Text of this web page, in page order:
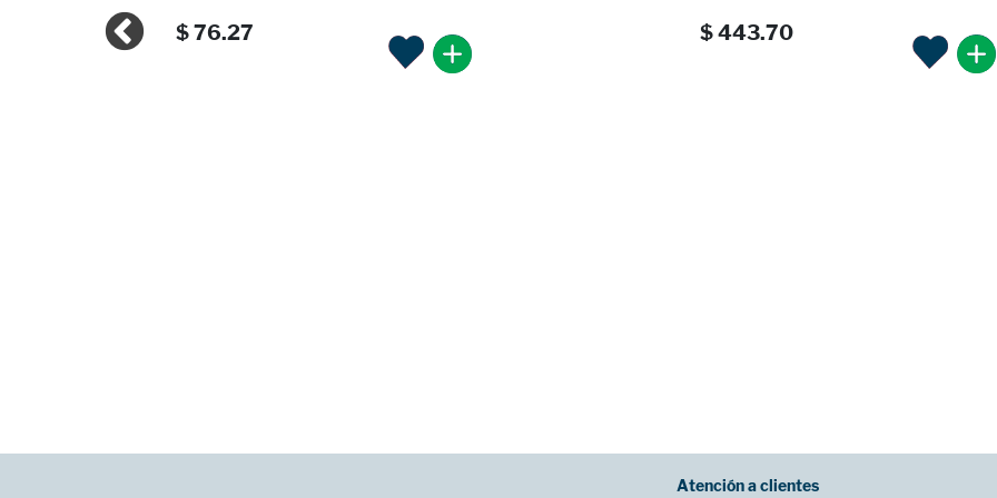
$ 76.27 $ 443.70
Atención a clientes